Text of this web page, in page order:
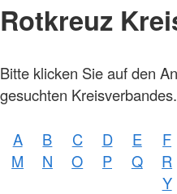
Rotkreuz
Bitte klicken Sie auf den
gesuchten Kreisverbandes.
A B C D E F
M
N O P Q R
Y